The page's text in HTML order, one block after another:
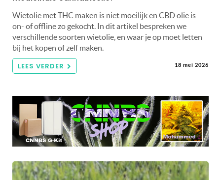
Wietolie met THC maken is niet moeilijk en CBD olie is
on- of offline zo gekocht. In dit artikel bespreken we
verschillende soorten wietolie, en waar je op moet letten
bij het kopen of zelf maken.
LEES VERDER 18 mei 2026